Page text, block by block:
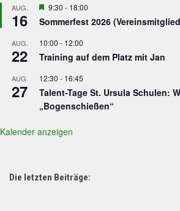
AUG.
16
Hervorgehoben
9:30 - 18:00
Sommerfest 2026
AUG.
22
10:00 - 12:00
Training auf dem Platz mit Jan
AUG.
27
12:30 - 16:45
Talent-Tage St. Ursula Schulen:
„Bogenschießen“
Kalender anzeigen
Die letzten Beiträge: